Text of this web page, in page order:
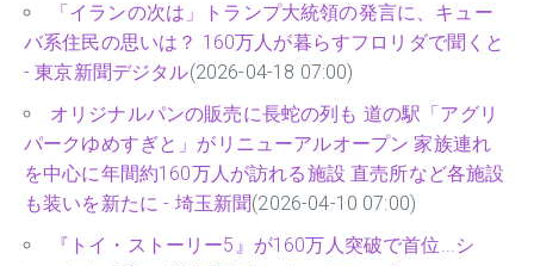
「イランの次は」トランプ大統領の発言に、キュー
バ系住民の思いは？ 160万人が暮らすフロリダで聞くと
- 東京新聞デジタル(2026-04-18 07:00)
オリジナルパンの販売に長蛇の列も 道の駅「アグリ
パークゆめすぎと」がリニューアルオープン 家族連れ
を中心に年間約160万人が訪れる施設 直売所など各施設
も装いを新たに - 埼玉新聞(2026-04-10 07:00)
『トイ・ストーリー5』が160万人突破で首位...シ